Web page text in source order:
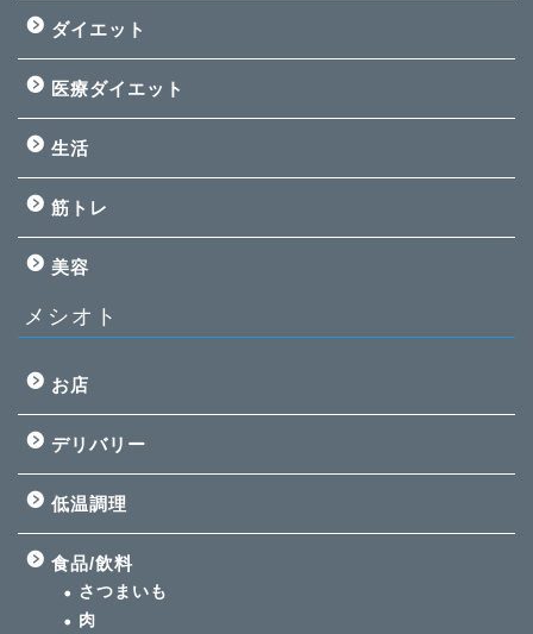
ダイエット
医療ダイエット
生活
筋トレ
美容
メシオト
お店
デリバリー
低温調理
食品/飲料
さつまいも
肉